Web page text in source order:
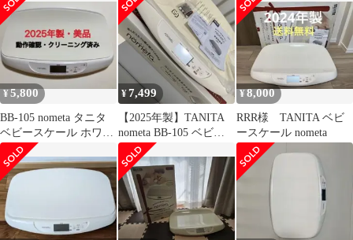
¥5,800
BB-105 nometa タニタ
ベビースケール ホワイ
ト 動作確認済
¥7,499
【2025年製】TANITA
nometa BB-105 ベビー
スケール のめた
¥8,000
RRR様 TANITA ベビ
ースケール nometa